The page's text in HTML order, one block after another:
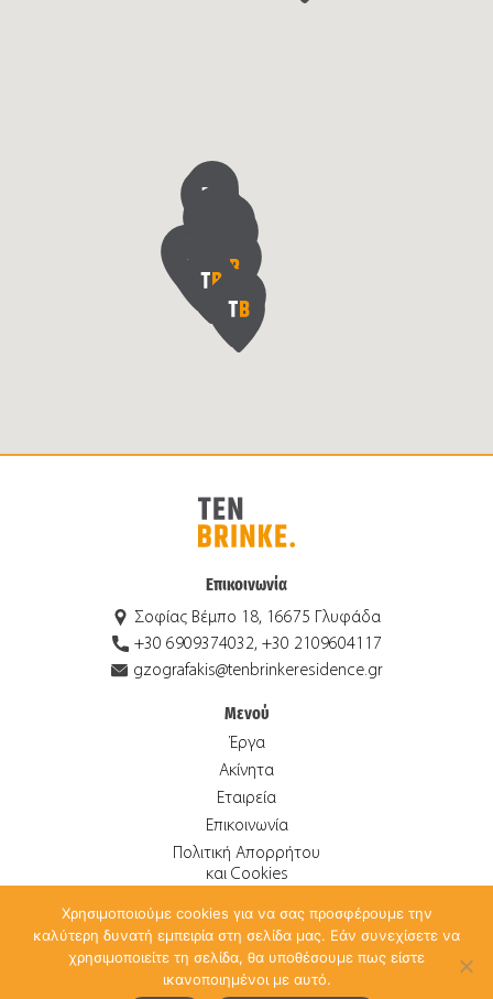
Επικοινωνία
Σοφίας Βέμπο 18, 16675 Γλυφάδα
+30 6909374032, +30 2109604117
gzografakis@tenbrinkeresidence.gr
Μενού
Έργα
Ακίνητα
Εταιρεία
Επικοινωνία
Πολιτική Απορρήτου
και Cookies
© 2026 Ten Brinke Οικιστική Α.Ε. ALL RIGHTS RESERVED.
CREATED BYANTONIS PAPADAKIS.
Χρησιμοποιούμε cookies για να σας προσφέρουμε την
καλύτερη δυνατή εμπειρία στη σελίδα μας. Εάν συνεχίσετε να
χρησιμοποιείτε τη σελίδα, θα υποθέσουμε πως είστε
ικανοποιημένοι με αυτό.